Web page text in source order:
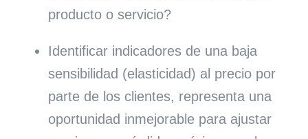
producto o servicio?
Identificar indicadores de una baja
sensibilidad (elasticidad) al precio por
parte de los clientes, representa una
oportunidad inmejorable para ajustar